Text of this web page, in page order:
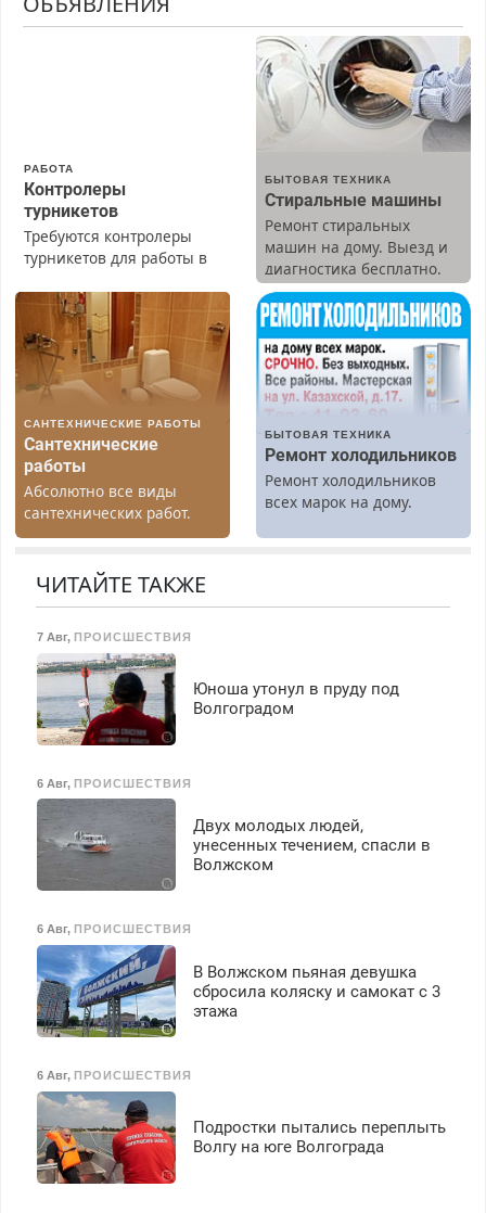
РАБОТА
Контролеры
турникетов
Требуются контролеры
турникетов для работы в
(мужчины, женщины).
Прием по ТК РФ. График
работы любой.
Бесплатное проживание.
З/п – до 96000 рублей до
Ежемесячно
выплачивается денежная
премия. Возможно
бесплатное обучение,
получение документов,
работа инспектором по
безопасности с з/п до
125000 руб.
БЫТОВАЯ ТЕХНИКА
Стиральные машины
Ремонт стиральных
машин на дому. Выезд и
диагностика бесплатно.
Предусмотрены скидки.
САНТЕХНИЧЕСКИЕ РАБОТЫ
Сантехнические
работы
Абсолютно все виды
сантехнических работ.
Быстро. Качественно.
БЫТОВАЯ ТЕХНИКА
Ремонт холодильников
Ремонт холодильников
всех марок на дому.
ЧИТАЙТЕ ТАКЖЕ
7 Авг, ПРОИСШЕСТВИЯ
Юноша утонул в пруду под
Волгоградом
6 Авг, ПРОИСШЕСТВИЯ
Двух молодых людей,
унесенных течением, спасли в
Волжском
6 Авг, ПРОИСШЕСТВИЯ
В Волжском пьяная девушка
сбросила коляску и самокат с 3
этажа
6 Авг, ПРОИСШЕСТВИЯ
Подростки пытались переплыть
Волгу на юге Волгограда